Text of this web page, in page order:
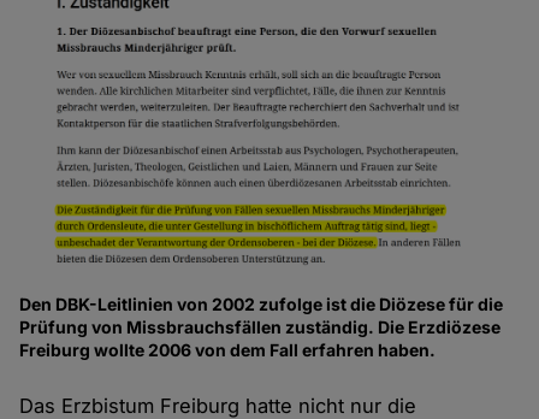
Den DBK-Leitlinien von 2002 zufolge ist die Diözese für die
Prüfung von Missbrauchsfällen zuständig. Die Erzdiözese
Freiburg wollte 2006 von dem Fall erfahren haben.
Das Erzbistum Freiburg hatte nicht nur die